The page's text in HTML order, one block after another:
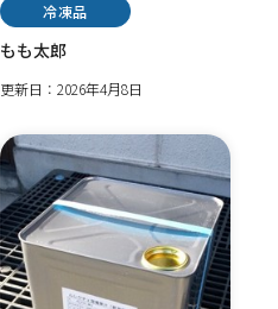
冷凍品
もも太郎
更新日：2026年4月8日